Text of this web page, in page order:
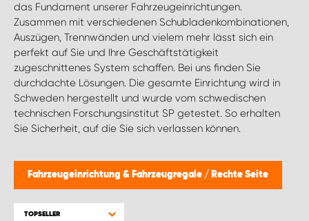
das Fundament unserer Fahrzeugeinrichtungen.
Zusammen mit verschiedenen Schubladenkombinationen,
Auszügen, Trennwänden und vielem mehr lässt sich ein
perfekt auf Sie und Ihre Geschäftstätigkeit
zugeschnittenes System schaffen. Bei uns finden Sie
durchdachte Lösungen. Die gesamte Einrichtung wird in
Schweden hergestellt und wurde vom schwedischen
technischen Forschungsinstitut SP getestet. So erhalten
Sie Sicherheit, auf die Sie sich verlassen können.
Fahrzeugeinrichtung & Fahrzeugregale / Rechte Seite
TOPSELLER
WORK SYSTEM NAMEN
WORK SYSTEM WORK SYSTEM BRÜGGE